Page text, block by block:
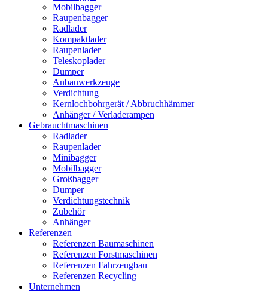
Mobilbagger
Raupenbagger
Radlader
Kompaktlader
Raupenlader
Teleskoplader
Dumper
Anbauwerkzeuge
Verdichtung
Kernlochbohrgerät / Abbruchhämmer
Anhänger / Verladerampen
Gebrauchtmaschinen
Radlader
Raupenlader
Minibagger
Mobilbagger
Großbagger
Dumper
Verdichtungstechnik
Zubehör
Anhänger
Referenzen
Referenzen Baumaschinen
Referenzen Forstmaschinen
Referenzen Fahrzeugbau
Referenzen Recycling
Unternehmen